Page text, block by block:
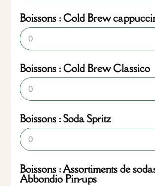
Boissons : Cold Brew
Boissons : Cold Brew Classico
Boissons : Soda Spritz
Boissons : Assortiments de
Abbondio Pin-ups